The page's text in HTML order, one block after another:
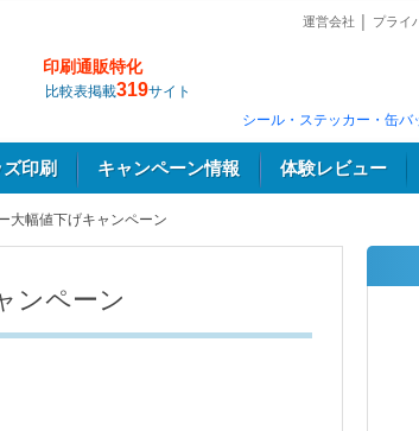
印刷通販特化
比較表掲載319サイト
運営会社 プライ
シール・ステッカー・缶バ
印刷 キャンペーン情報 体験レビュー
大幅値下げキャンペーン
ンペーン